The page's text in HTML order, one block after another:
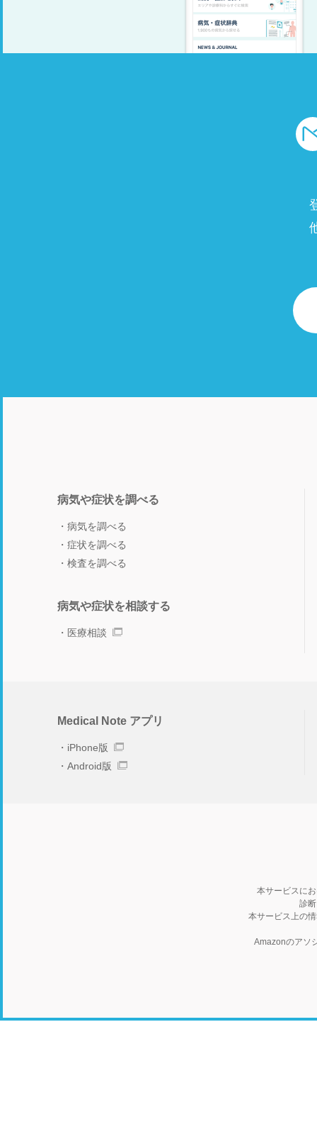
病気や症状を調べる
病気を調べる
症状を調べる
検査を調べる
病気や症状を相談する
医療相談
Medical Note アプリ
iPhone版
Android版
本サービスに
診
本サービス上の
Amazonのアソ